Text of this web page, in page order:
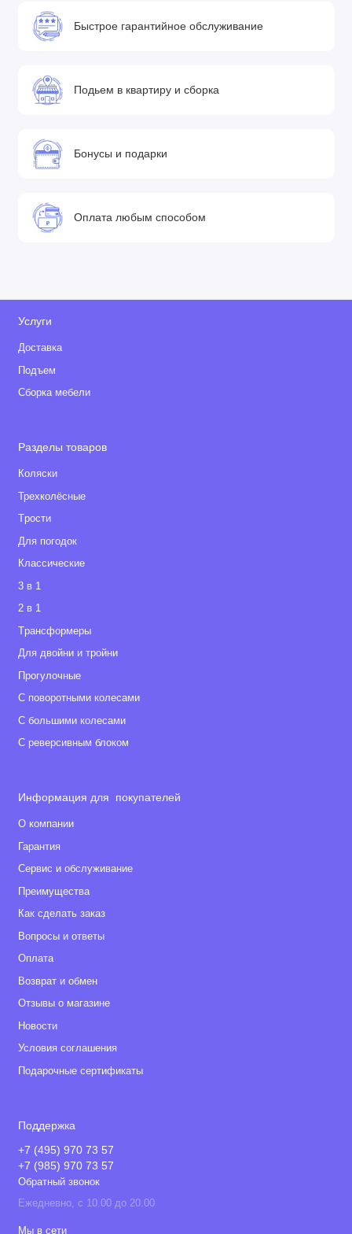
Быстрое гарантийное обслуживание
Подьем в квартиру и сборка
Бонусы и подарки
Оплата любым способом
Услуги
Доставка
Подъем
Сборка мебели
Разделы товаров
Коляски
Трехколёсные
Tрости
Для погодок
Классические
3 в 1
2 в 1
Tрансформеры
Для двойни и тройни
Прогулочные
С поворотными колесами
С большими колесами
С реверсивным блоком
Информация для покупателей
О компании
Гарантия
Сервис и обслуживание
Преимущества
Как сделать заказ
Вопросы и ответы
Оплата
Возврат и обмен
Отзывы о магазине
Новости
Условия соглашения
Подарочные сертификаты
Поддержка
+7 (495) 970 73 57
+7 (985) 970 73 57
Обратный звонок
Ежедневно, с 10.00 до 20.00
Мы в сети